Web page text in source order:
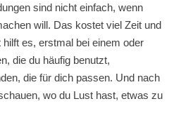
sind nicht einfach, wenn
will. Das kostet viel Zeit und
hilft es, erstmal bei einem oder
die du häufig benutzt,
die für dich passen. Und nach
wo du Lust hast, etwas zu